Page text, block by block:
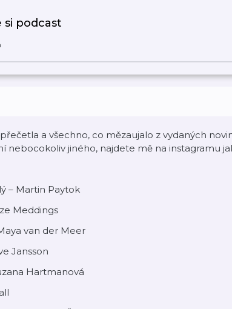
si podcast
a všechno, co mězaujalo z vydaných
nebocokoliv jiného, najdete mě na instagramu
Martin Paytok
Meddings
van der Meer
Jansson
Hartmanová